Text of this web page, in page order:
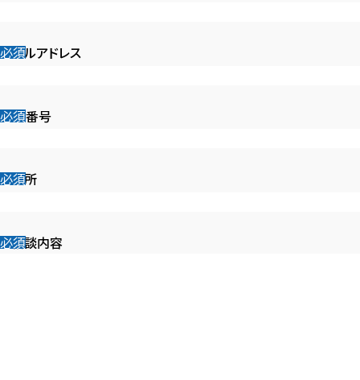
メールアドレス
電話番号
ご住所
ご相談内容